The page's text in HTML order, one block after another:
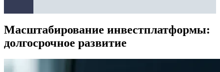
Масштабирование инвестплатформы:
долгосрочное развитие